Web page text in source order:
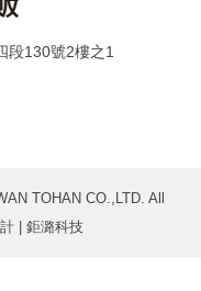
段130號2樓之1
TOHAN CO.,LTD. All
| 鉅潞科技